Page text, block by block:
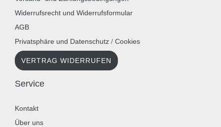
Widerrufsrecht und Widerrufsformular
AGB
Privatsphäre und Datenschutz / Cookies
VERTRAG WIDERRUFEN
Service
Kontakt
Über uns